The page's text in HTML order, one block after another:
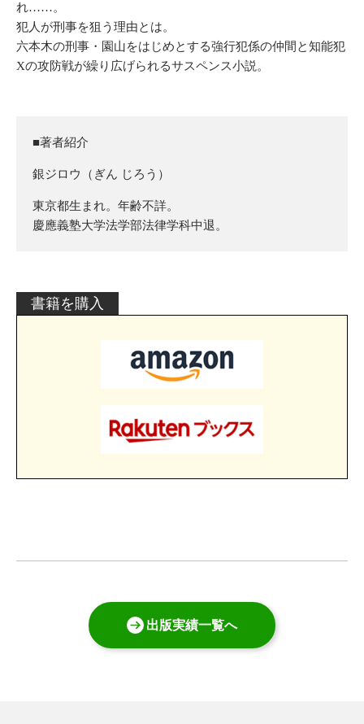
れ……。
犯人が刑事を狙う理由とは。
六本木の刑事・園山をはじめとする強行犯係の仲間と知能犯
Xの攻防戦が繰り広げられるサスペンス小説。
■著者紹介
銀ジロウ（ぎん じろう）
東京都生まれ。年齢不詳。
慶應義塾大学法学部法律学科中退。
書籍を購入
出版実績一覧へ